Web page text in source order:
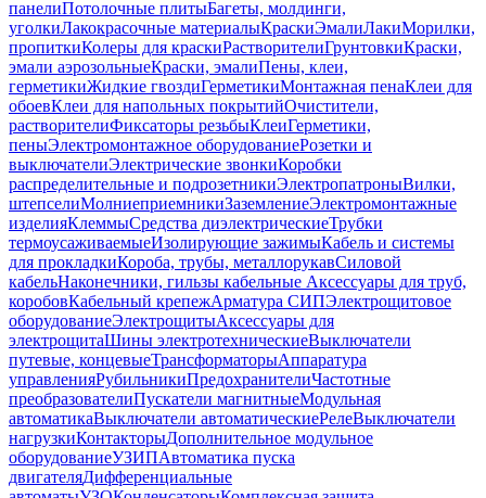
панелиПотолочные плитыБагеты, молдинги,
уголкиЛакокрасочные материалыКраскиЭмалиЛакиМорилки,
пропиткиКолеры для краскиРастворителиГрунтовкиКраски,
эмали аэрозольныеКраски, эмалиПены, клеи,
герметикиЖидкие гвоздиГерметикиМонтажная пенаКлеи для
обоевКлеи для напольных покрытийОчистители,
растворителиФиксаторы резьбыКлеиГерметики,
пеныЭлектромонтажное оборудованиеРозетки и
выключателиЭлектрические звонкиКоробки
распределительные и подрозетникиЭлектропатроныВилки,
штепселиМолниеприемникиЗаземлениеЭлектромонтажные
изделияКлеммыСредства диэлектрическиеТрубки
термоусаживаемыеИзолирующие зажимыКабель и системы
для прокладкиКороба, трубы, металлорукавСиловой
кабельНаконечники, гильзы кабельные Аксессуары для труб,
коробовКабельный крепежАрматура СИПЭлектрощитовое
оборудованиеЭлектрощитыАксессуары для
электрощитаШины электротехническиеВыключатели
путевые, концевыеТрансформаторыАппаратура
управленияРубильникиПредохранителиЧастотные
преобразователиПускатели магнитныеМодульная
автоматикаВыключатели автоматическиеРелеВыключатели
нагрузкиКонтакторыДополнительное модульное
оборудованиеУЗИПАвтоматика пуска
двигателяДифференциальные